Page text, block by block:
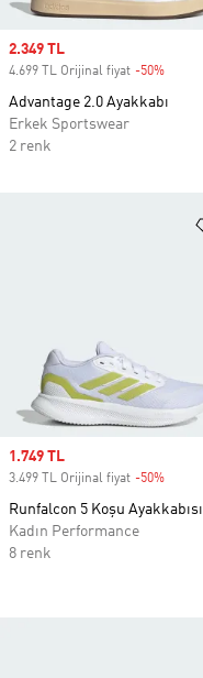
Sale price
2.349 TL
4.699 TL Orijinal fiyat -50%
Advantage 2.0 Ayakkabı
Erkek Sportswear
2 renk
Sale price
1.749 TL
3.499 TL Orijinal fiyat -50%
Runfalcon 5 Koşu Ayakkabısı
Kadın Performance
8 renk